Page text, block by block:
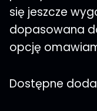
się jeszcze
dopasowana
opcję
Dostępne